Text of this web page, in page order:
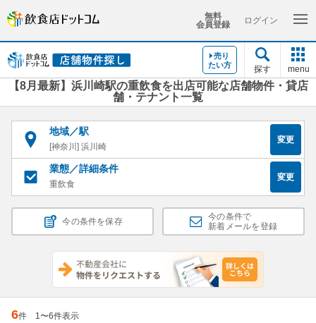
無料
会員登録
ログイン
売り
たい方
探す menu
【8月最新】浜川崎駅の重飲食を出店可能な店舗物件・貸店
舗・テナント一覧
地域／駅
[神奈川] 浜川崎
変更
業態／詳細条件
重飲食
変更
今の条件を保存
今の条件で
新着メールを登録
6件 1〜6件表示